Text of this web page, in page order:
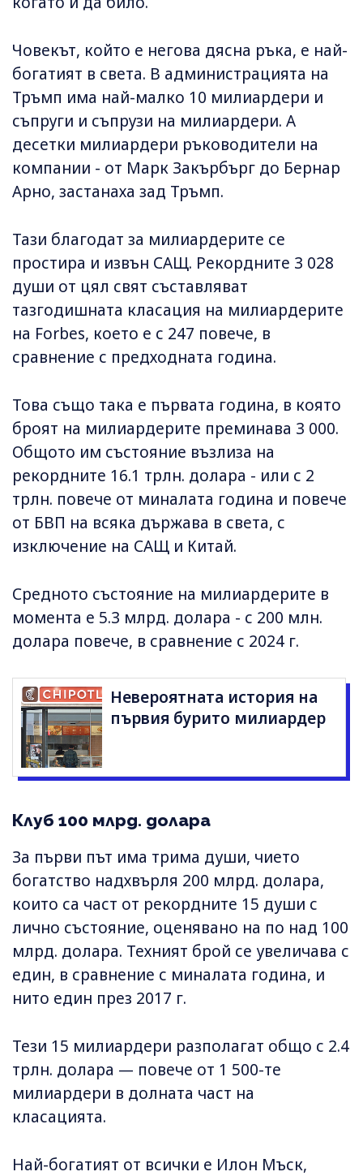
Човекът, който е негова дясна ръка, е най-
богатият в света. В администрацията на
Тръмп има най-малко 10 милиардери и
съпруги и съпрузи на милиардери. А
десетки милиардери ръководители на
компании - от Марк Закърбърг до Бернар
Арно, застанаха зад Тръмп.
Тази благодат за милиардерите се
простира и извън САЩ. Рекордните 3 028
души от цял свят съставляват
тазгодишната класация на милиардерите
на Forbes, което е с 247 повече, в
сравнение с предходната година.
Това също така е първата година, в която
броят на милиардерите преминава 3 000.
Общото им състояние възлиза на
рекордните 16.1 трлн. долара - или с 2
трлн. повече от миналата година и повече
от БВП на всяка държава в света, с
изключение на САЩ и Китай.
Средното състояние на милиардерите в
момента е 5.3 млрд. долара - с 200 млн.
долара повече, в сравнение с 2024 г.
Невероятната история на
първия бурито милиардер
Клуб 100 млрд. долара
За първи път има трима души, чието
богатство надхвърля 200 млрд. дoлара,
които са част от рекордните 15 души с
лично състояние, оценявано на по над 100
млрд. долара. Техният брой се увеличава с
един, в сравнение с миналата година, и
нито един през 2017 г.
Тези 15 милиардери разполагат общо с 2.4
трлн. долара — повече от 1 500-те
милиардери в долната част на
класацията.
Най-богатият от всички е Илон Мъск,